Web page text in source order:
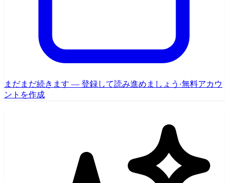
まだまだ続きます — 登録して読み進めましょう ·無料アカウ
ントを作成